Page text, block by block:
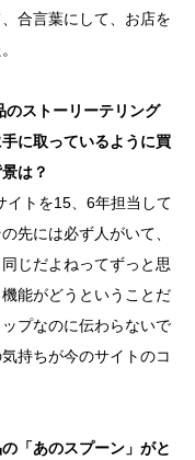
合言葉にして、お店を
ストーリーテリング
に取っているように買
は？
トを15、6年担当して
先には必ず人がいて、
じだよねってずっと思
能がどうということだ
プなのに伝わらないで
持ちが今のサイトのコ
「あのスプーン」がと